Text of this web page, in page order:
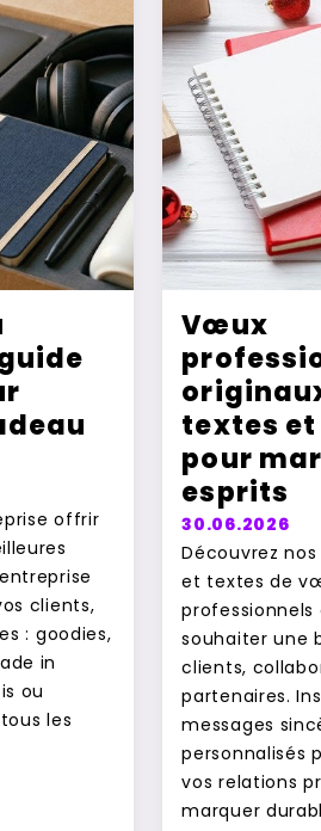
offrir
clients,
: goodies,
in
ou
les
Vœux
textes
pour
esprits
30.06.2026
Découvrez
et textes de
professionnels
souhaiter une
clients,
partenaires.
messages
personnalisés
vos relations
marquer